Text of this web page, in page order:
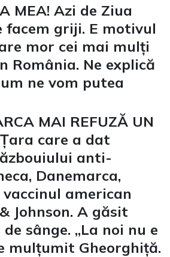
MEA! Azi de Ziua
facem griji. E motivul
mor cei mai mulți
România. Ne explică
ne vom putea
MAI REFUZĂ UN
Țara care a dat
anti-
Danemarca,
american
Johnson. A găsit
sânge. „La noi nu e
mulțumit Gheorghiță.